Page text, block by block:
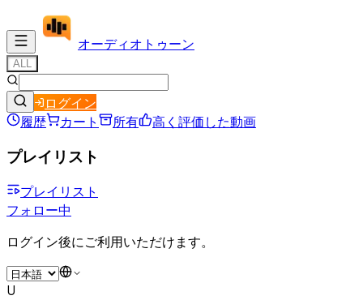
オーディオ トゥーン
ALL
ログイン
履歴
カート 所有 高く評価した動画
プレイリスト
プレイリスト
フォロー中
ログイン後にご利用いただけます。
U